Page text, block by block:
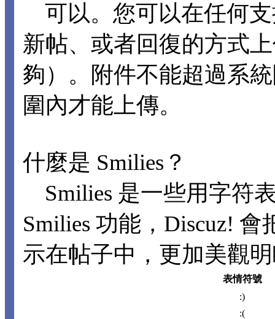
可以。您可以在任何
新帖、或者回復的方式
夠）。附件不能超過系
圍內才能上傳。
什麼是 Smilies？
Smilies 是一些用字符
Smilies 功能，Discuz!
示在帖子中，更加美觀
表情符號
:)
:(